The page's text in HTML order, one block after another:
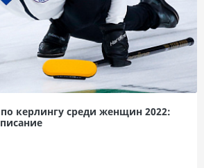
керлингу среди женщин 2022: